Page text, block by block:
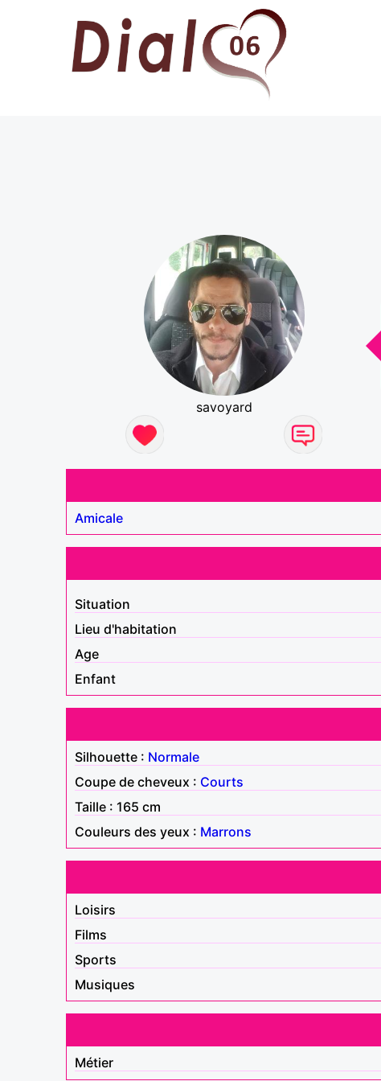
savoyard
Amicale
Situation
Lieu d'habitation
Age
Enfant
Silhouette : Normale
Coupe de cheveux : Courts
Taille : 165 cm
Couleurs des yeux : Marrons
Loisirs
Films
Sports
Musiques
Métier